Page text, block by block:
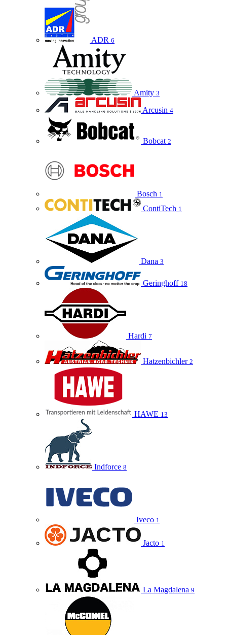
ADR 6
Amity 3
Arcusin 4
Bobcat 2
Bosch 1
ContiTech 1
Dana 3
Geringhoff 18
Hardi 7
Hatzenbichler 2
HAWE 13
Indforce 8
Iveco 1
Jacto 1
La Magdalena 9